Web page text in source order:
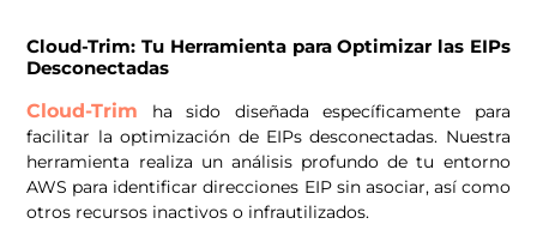
Cloud-Trim: Tu Herramienta para Optimizar las EIPs
Desconectadas
Cloud-Trim ha sido diseñada específicamente para
facilitar la optimización de EIPs desconectadas. Nuestra
herramienta realiza un análisis profundo de tu entorno
AWS para identificar direcciones EIP sin asociar, así como
otros recursos inactivos o infrautilizados.